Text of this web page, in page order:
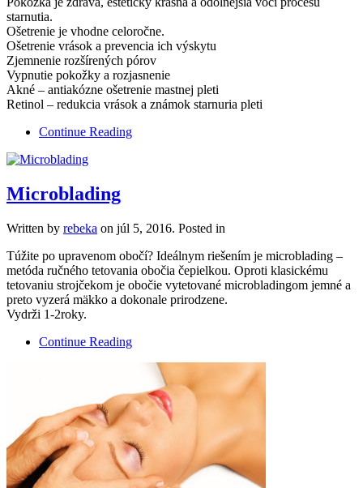
starnutia.
Ošetrenie je vhodne celoročne.
Ošetrenie vrások a prevencia ich výskytu
Zjemnenie rozšírených pórov
Vypnutie pokožky a rozjasnenie
Akné – antiakózne ošetrenie mastnej pleti
Retinol – redukcia vrások a známok starnuria pleti
Continue Reading
Microblading
Written by rebeka on júl 5, 2016. Posted in
Túžite po upravenom obočí? Ideálnym riešením je microblading –
metóda ručného tetovania obočia čepielkou. Oproti klasickému
tetovaniu strojčekom je obočie vytetované microbladingom jemné a
preto vyzerá mäkko a dokonale prirodzene.
Vydrži 1-2roky.
Continue Reading